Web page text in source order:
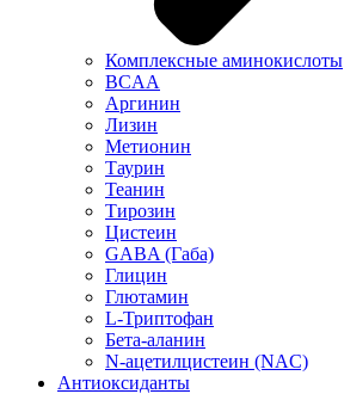
Комплексные аминокислоты
BCAA
Аргинин
Лизин
Метионин
Таурин
Теанин
Тирозин
Цистеин
GABA (Габа)
Глицин
Глютамин
L-Триптофан
Бета-аланин
N-ацетилцистеин (NAC)
Антиоксиданты